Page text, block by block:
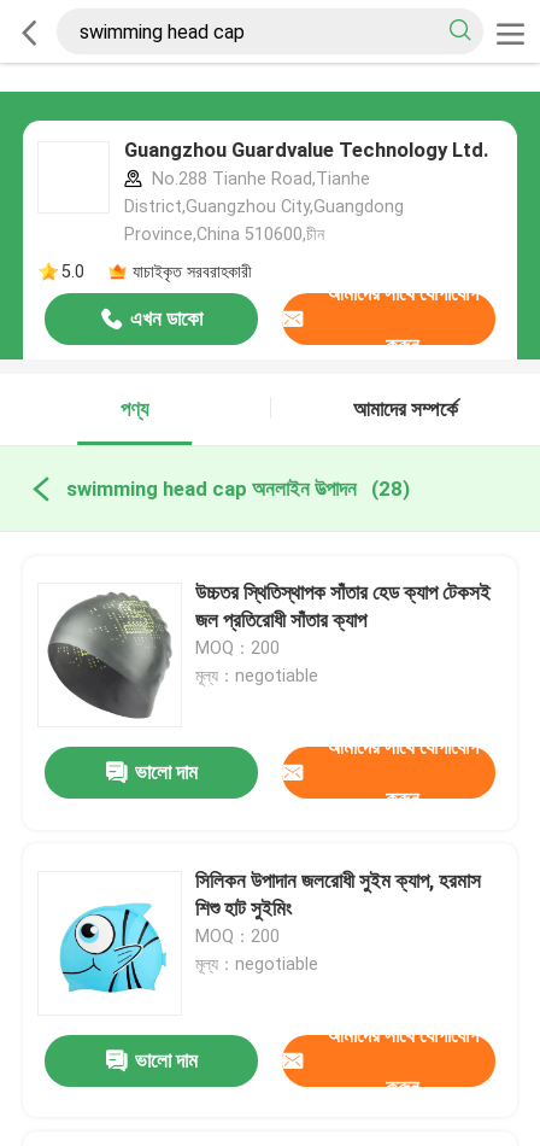
Guangzhou Guardvalue Technology Ltd.
No.288 Tianhe Road,Tianhe
District,Guangzhou City,Guangdong
Province,China 510600,চীন
5.0
যাচাইকৃত সরবরাহকারী
এখন ডাকো
আমাদের সাথে যোগাযোগ
করুন
পণ্য আমাদের সম্পর্কে
swimming head cap অনলাইন উত্পাদন (28)
উচ্চতর স্থিতিস্থাপক সাঁতার হেড ক্যাপ টেকসই
জল প্রতিরোধী সাঁতার ক্যাপ
MOQ：200
মূল্য：negotiable
ভালো দাম
আমাদের সাথে যোগাযোগ
করুন
সিলিকন উপাদান জলরোধী সুইম ক্যাপ, হরমাস
শিশু হাট সুইমিং
MOQ：200
মূল্য：negotiable
ভালো দাম
আমাদের সাথে যোগাযোগ
করুন